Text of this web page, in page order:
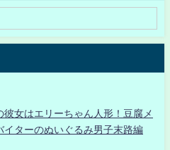
女はエリーちゃん人形！豆腐メ
イターのぬいぐるみ男子末路編